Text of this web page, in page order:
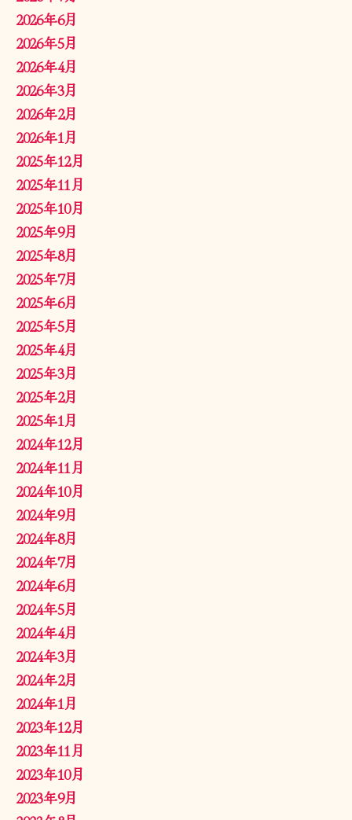
2026年6月
2026年5月
2026年4月
2026年3月
2026年2月
2026年1月
2025年12月
2025年11月
2025年10月
2025年9月
2025年8月
2025年7月
2025年6月
2025年5月
2025年4月
2025年3月
2025年2月
2025年1月
2024年12月
2024年11月
2024年10月
2024年9月
2024年8月
2024年7月
2024年6月
2024年5月
2024年4月
2024年3月
2024年2月
2024年1月
2023年12月
2023年11月
2023年10月
2023年9月